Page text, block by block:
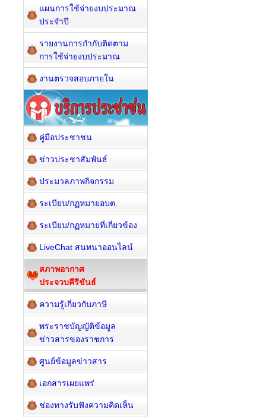
แผนการใช้จ่ายงบประมาณ
ประจำปี
รายงานการกำกับติดตาม
การใช้จ่ายงบประมาณ
งานตรวจสอบภายใน
คู่มือประชาชน
ข่าวประชาสัมพันธ์
ประมวลภาพกิจกรรม
ระเบียบ/กฏหมายอบต.
ระเบียบ/กฏหมายที่เกี่ยวข้อง
LiveChat สนทนาออนไลน์
สภาพอากาศ
ประจวบคีรีขันธ์
ความรู้เกี่ยวกับภาษี
พระราชบัญญัติข้อมูล
ข่าวสารของราชการ
ศูนย์ข้อมูลข่าวสาร
เอกสารเผยแพร่
ช่องทางรับฟังความคิดเห็น